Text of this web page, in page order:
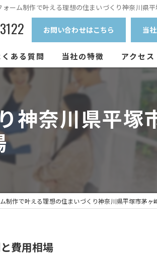
ォーム制作で叶える理想の住まいづくり神奈川県
お問い合わせはこちら 当
くある質問 当社の特徴
外壁塗装
防水工事
マンション
アパート
アクセス
神奈川県平塚
制作で叶える理想の住まいづくり神奈川県平塚市茅ヶ
費用相場